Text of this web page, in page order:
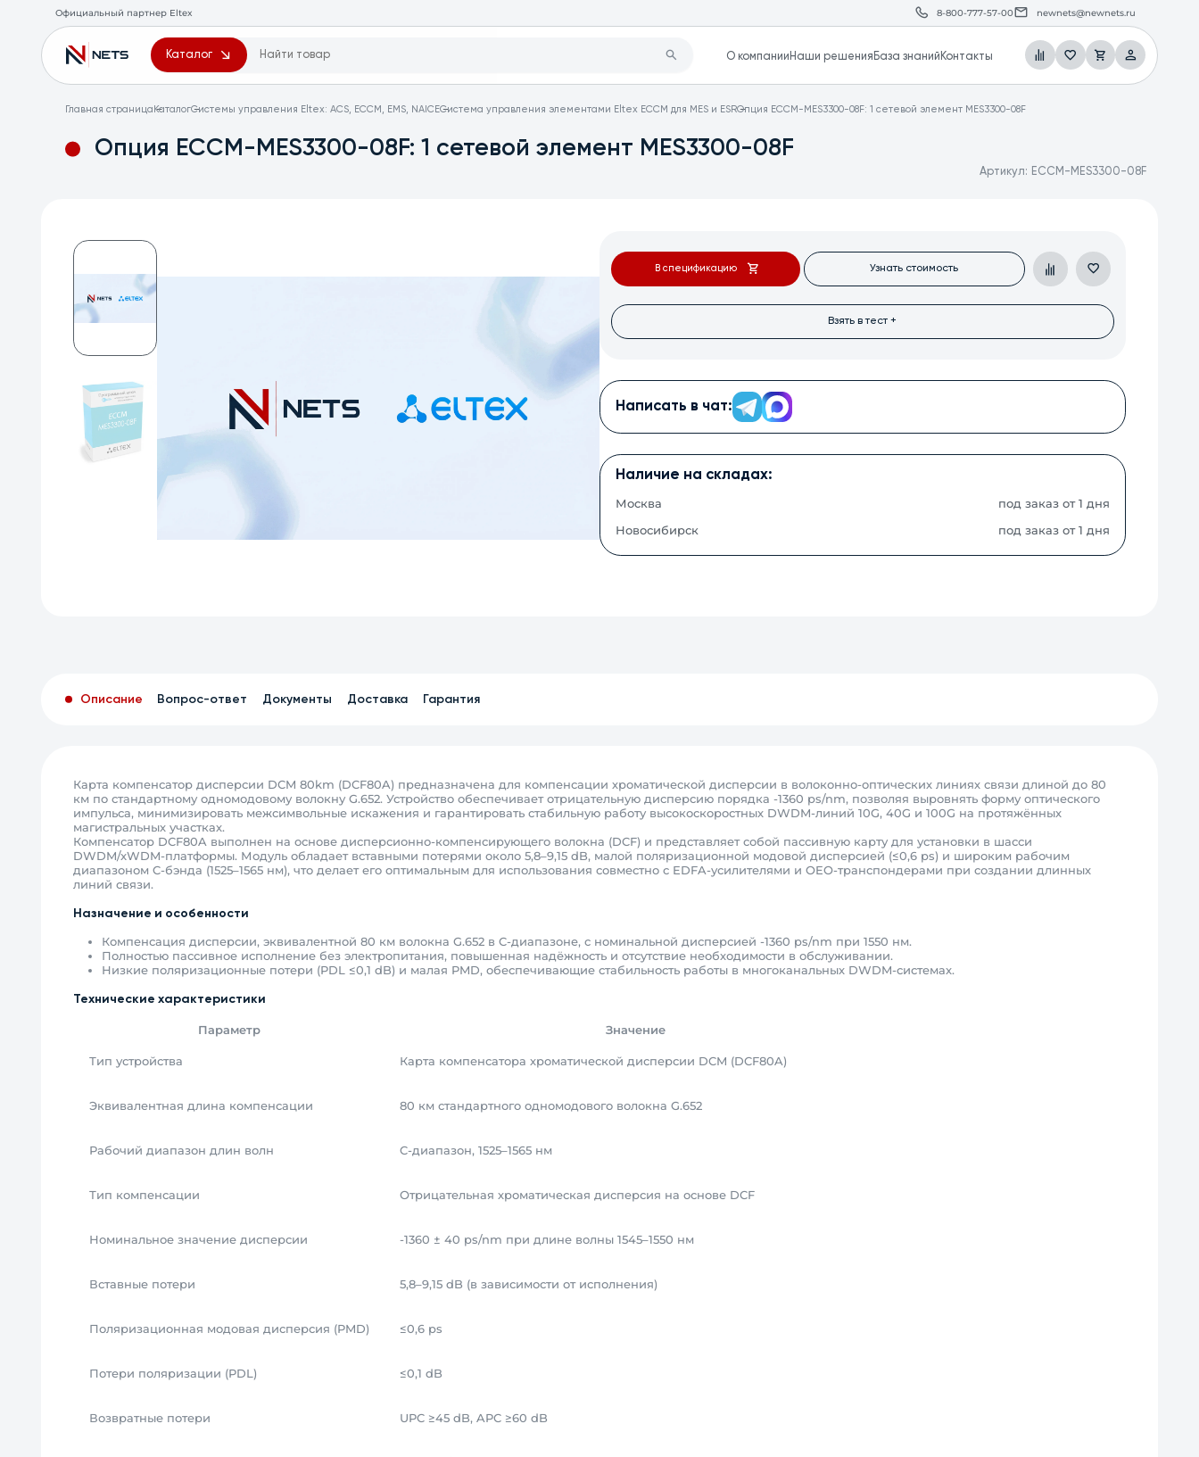
Официальный партнер Eltex 8-800-777-57-00 newnets@newnets.ru
Каталог О компании Наши решения База знаний Контакты
Главная страницаКаталогСистемы управления Eltex: ACS, ECCM, EMS, NAICEСистема управления элементами Eltex ECCM для MES и ESRОпция ECCM-MES3300-08F: 1 сетевой элемент MES3300-08F
Опция ECCM-MES3300-08F: 1 сетевой элемент MES3300-08F
Артикул: ECCM-MES3300-08F
В спецификацию Узнать стоимость
Взять в тест +
Написать в чат:
Наличие на складах:
Москва
под заказ от 1 дня
Новосибирск
под заказ от 1 дня
Описание Вопрос-ответ Документы Доставка Гарантия
Карта компенсатор дисперсии DCM 80km (DCF80A) предназначена для компенсации хроматической дисперсии в волоконно-оптических линиях связи длиной до 80
км по стандартному одномодовому волокну G.652. Устройство обеспечивает отрицательную дисперсию порядка -1360 ps/nm, позволяя выровнять форму оптического
импульса, минимизировать межсимвольные искажения и гарантировать стабильную работу высокоскоростных DWDM-линий 10G, 40G и 100G на протяжённых
магистральных участках.
Компенсатор DCF80A выполнен на основе дисперсионно-компенсирующего волокна (DCF) и представляет собой пассивную карту для установки в шасси
DWDM/xWDM-платформы. Модуль обладает вставными потерями около 5,8–9,15 dB, малой поляризационной модовой дисперсией (≤0,6 ps) и широким рабочим
диапазоном C-бэнда (1525–1565 нм), что делает его оптимальным для использования совместно с EDFA-усилителями и OEO-транспондерами при создании длинных
линий связи.
Назначение и особенности
Компенсация дисперсии, эквивалентной 80 км волокна G.652 в C-диапазоне, с номинальной дисперсией -1360 ps/nm при 1550 нм.
Полностью пассивное исполнение без электропитания, повышенная надёжность и отсутствие необходимости в обслуживании.
Низкие поляризационные потери (PDL ≤0,1 dB) и малая PMD, обеспечивающие стабильность работы в многоканальных DWDM-системах.
Технические характеристики
Параметр Значение
Тип устройства Карта компенсатора хроматической дисперсии DCM (DCF80A)
Эквивалентная длина компенсации 80 км стандартного одномодового волокна G.652
Рабочий диапазон длин волн C-диапазон, 1525–1565 нм
Тип компенсации Отрицательная хроматическая дисперсия на основе DCF
Номинальное значение дисперсии -1360 ± 40 ps/nm при длине волны 1545–1550 нм
Вставные потери 5,8–9,15 dB (в зависимости от исполнения)
Поляризационная модовая дисперсия (PMD) ≤0,6 ps
Потери поляризации (PDL) ≤0,1 dB
Возвратные потери UPC ≥45 dB, APC ≥60 dB